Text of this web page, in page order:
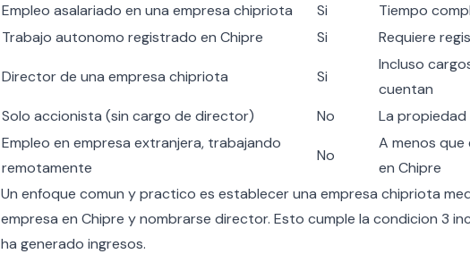
Empleo asalariado en una empresa chipriota
Si
Tiempo
Trabajo autonomo registrado en Chipre
Si Requiere
Director de una empresa chipriota Si
Incluso
cuentan
Solo accionista (sin cargo de director)
No
La propiedad
Empleo en empresa extranjera, trabajando
remotamente
No
A menos que
en Chipre
Un enfoque comun y practico es establecer una empresa chipriota
empresa en Chipre y nombrarse director. Esto cumple la condicion 3
ha generado ingresos.